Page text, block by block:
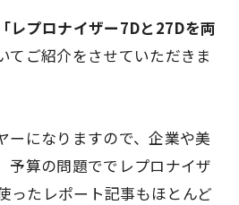
「レプロナイザー7Dと27Dを両
てご紹介をさせていただきま
ーになりますので、企業や美
予算の問題ででレプロナイザ
ったレポート記事もほとんど